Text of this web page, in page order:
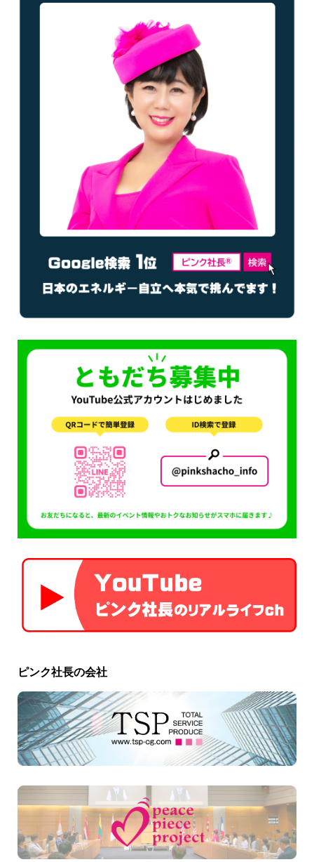
ピンク社長の会社